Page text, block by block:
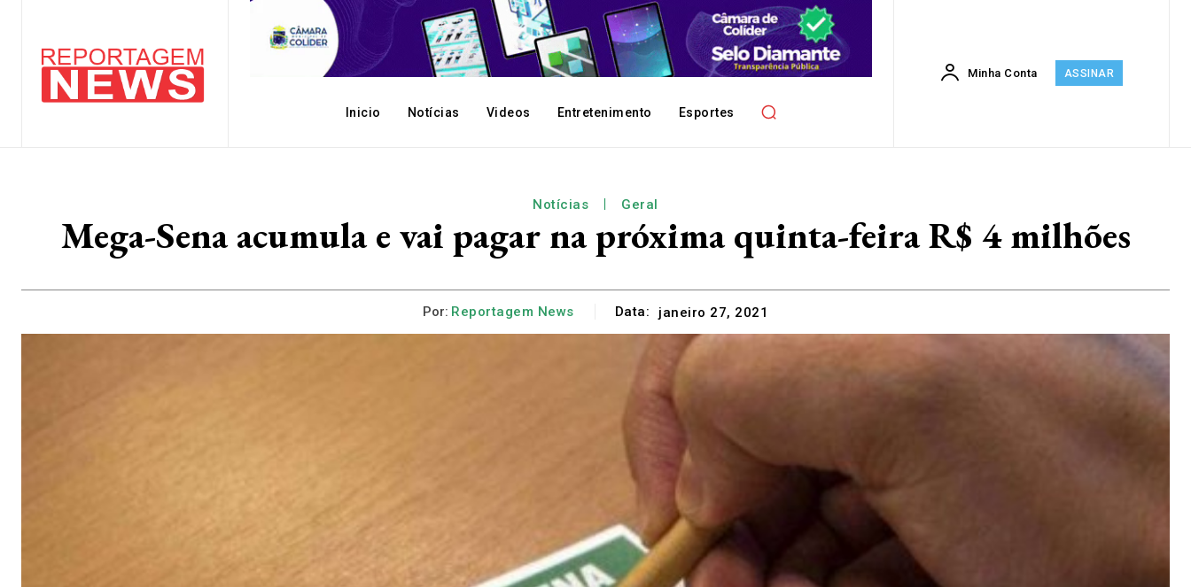
Inicio Notícias Videos Entretenimento Esportes
Minha Conta ASSINAR
Notícias Geral
Mega-Sena acumula e vai pagar na próxima quinta-feira R$ 4 milhões
Por: Reportagem News Data: janeiro 27, 2021